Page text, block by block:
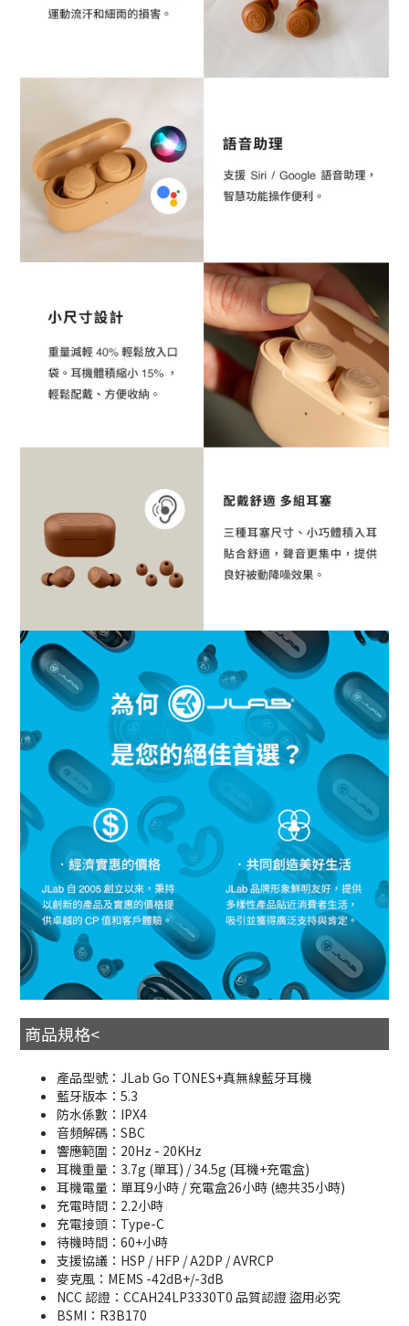
商品規格<
產品型號：JLab Go TONES+真無線藍牙耳機
藍牙版本：5.3
防水係數：IPX4
音頻解碼：SBC
響應範圍：20Hz - 20KHz
耳機重量：3.7g (單耳) / 34.5g (耳機+充電盒)
耳機電量：單耳9小時 / 充電盒26小時 (總共35小時)
充電時間：2.2小時
充電接頭：Type-C
待機時間：60+小時
支援協議：HSP / HFP / A2DP / AVRCP
麥克風：MEMS -42dB+/-3dB
NCC 認證：CCAH24LP3330T0 品質認證 盜用必究
BSMI：R3B170